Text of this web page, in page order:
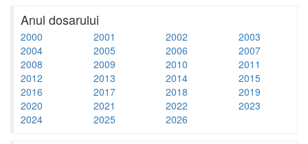
Anul dosarului
2000 2001 2002
2003
2004
2005 2006
2007
2008
2009 2010
2011
2012
2013 2014
2015
2016
2017 2018
2019
2020
2021 2022
2023
2024
2025 2026